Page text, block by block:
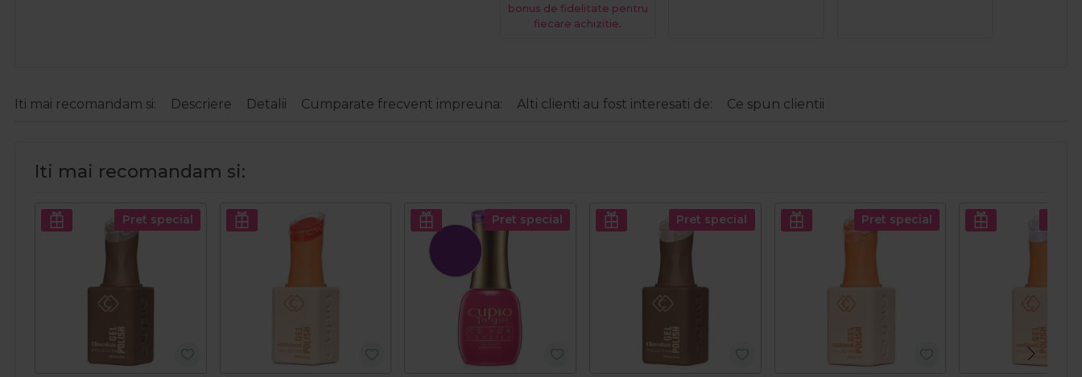
bonus de fidelitate pentru
fiecare achizitie.
Iti mai recomandam si: Descriere Detalii Cumparate frecvent impreuna: Alti clienti au fost interesati de: Ce spun clientii
Iti mai recomandam si:
Pret special Pret special Pret special Pret special